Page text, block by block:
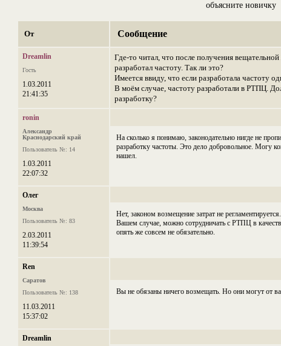
объясните новичку
От Сообщение
Dreamlin
Гость
1.03.2011
21:41:35
Где-то читал, что после получения
разработал частоту. Так ли это?
Имеется ввиду, что если разработала частоту
В моём случае, частоту разработали в РТПЦ.
разработку?
ronin
Александр
Краснодарский край
Пользователь №: 14
1.03.2011
22:07:32
На сколько я понимаю, законодательно нигде не
разработку частоты. Это дело добровольное. Могу
нашел.
Олег
Москва
Пользователь №: 83
2.03.2011
11:39:54
Нет, законом возмещение затрат не
Вашем случае, можно сотрудничать с РТПЦ в
опять же совсем не обязательно.
Ren
Саратов
Пользователь №: 138
11.03.2011
15:37:02
Вы не обязаны ничего возмещать. Но они могут от
Dreamlin